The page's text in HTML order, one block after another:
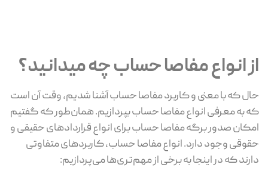
از انواع مفاصا حساب چه میدانید؟
حال که با معنی و کاربرد مفاصا حساب آشنا شدیم، وقت آن است
که به معرفی انواع مفاصا حساب بپردازیم. همان‌طور که گفتیم
امکان صدور برگه مفاصا حساب برای انواع قراردادهای حقیقی و
حقوقی وجود دارد. انواع مفاصا حساب، کاربردهای متفاوتی
دارند که در اینجا به برخی از مهم‌تری‌ها می‌پردازیم: